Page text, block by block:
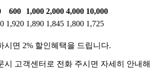
600 1,000 2,000 4,000 10,000
1,920 1,890 1,845 1,800 1,725
시면 2% 할인혜택을 드립니다.
시 고객센터로 전화 주시면 자세히 안내해